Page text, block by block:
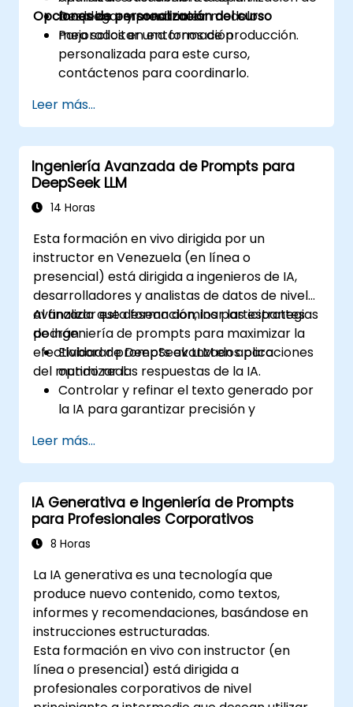
Desplegar y monitorear modelos
mejorados en entornos de producción.
modelos empresariales.
Opciones de personalización del curso
Para solicitar una formación
personalizada para este curso,
contáctenos para coordinarlo.
Leer más...
Ingeniería Avanzada de Prompts para
DeepSeek LLM
14 Horas
Esta formación en vivo dirigida por un
instructor en Venezuela (en línea o
presencial) está dirigida a ingenieros de IA,
desarrolladores y analistas de datos de nivel
avanzado que desean dominar las estrategias
de ingeniería de prompts para maximizar la
efectividad de DeepSeek LLM en aplicaciones
del mundo real.
Al finalizar esta formación, los participantes
podrán:
Elaborar prompts avanzados para
optimizar las respuestas de la IA.
Controlar y refinar el texto generado por
la IA para garantizar precisión y
Aprovechar técnicas de encadenamiento
de prompts y gestión del contexto.
Mitigar sesgos y mejorar el uso ético de la
IA en la ingeniería de prompts.
Leer más...
IA Generativa e Ingeniería de Prompts
para Profesionales Corporativos
8 Horas
La IA generativa es una tecnología que
produce nuevo contenido, como textos,
informes y recomendaciones, basándose en
instrucciones estructuradas.
Esta formación en vivo con instructor (en
línea o presencial) está dirigida a
profesionales corporativos de nivel